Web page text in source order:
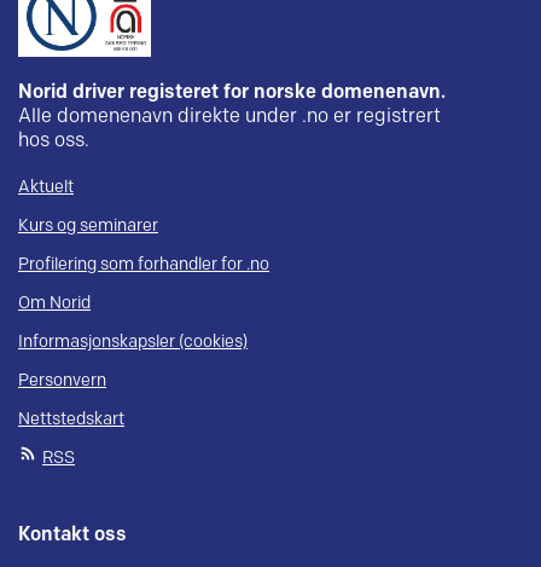
Norid driver registeret for norske domenenavn.
Alle domenenavn direkte under .no er registrert
hos oss.
Aktuelt
Kurs og seminarer
Profilering som forhandler for .no
Om Norid
Informasjonskapsler (cookies)
Personvern
Nettstedskart
RSS
Kontakt oss